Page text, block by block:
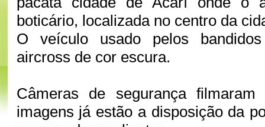
boticário, localizada no centro da
O veículo usado pelos
aircross de cor escura.
Câmeras de segurança
imagens já estão a disposição da